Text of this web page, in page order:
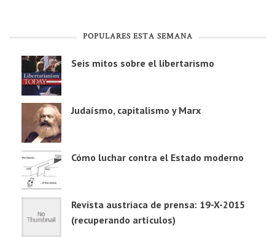
POPULARES ESTA SEMANA
Seis mitos sobre el libertarismo
Judaísmo, capitalismo y Marx
Cómo luchar contra el Estado moderno
Revista austriaca de prensa: 19-X-2015
(recuperando artículos)